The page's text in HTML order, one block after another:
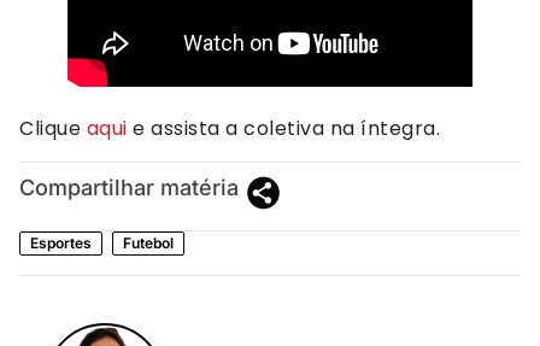
Clique aqui e assista a coletiva na íntegra.
Compartilhar matéria
Esportes Futebol